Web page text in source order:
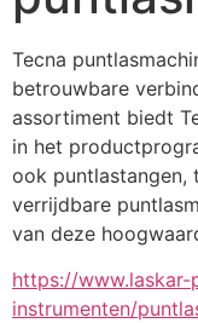
Tecna
betrouwbare
assortiment biedt
in het
ook puntlastangen,
verrijdbare
van deze
https://www.laskar-
instrumenten/